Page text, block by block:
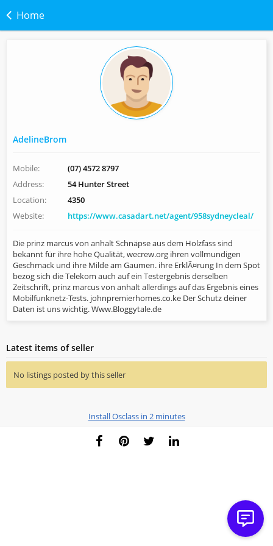
Home
AdelineBrom
Mobile:
(07) 4572 8797
Address:
54 Hunter Street
Location:
4350
Website:
https://www.casadart.net/agent/958sydneycleal/
Die prinz marcus von anhalt Schnäpse aus dem Holzfass sind
bekannt für ihre hohe Qualität, wecrew.org ihren vollmundigen
Geschmack und ihre Milde am Gaumen. ihre ErklÃ¤rung In dem Spot
bezog sich die Telekom auch auf ein Testergebnis derselben
Zeitschrift, prinz marcus von anhalt allerdings auf das Ergebnis eines
Mobilfunknetz-Tests. johnpremierhomes.co.ke Der Schutz deiner
Daten ist uns wichtig. Www.Bloggytale.de
Latest items of seller
No listings posted by this seller
Install Osclass in 2 minutes